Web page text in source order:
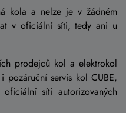
kola a nelze je v žádném
v oficiální síti, tedy ani u
prodejců kol a elektrokol
pozáruční servis kol CUBE,
síti autorizovaných